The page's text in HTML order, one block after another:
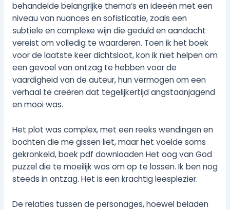
behandelde belangrijke thema’s en ideeën met een
niveau van nuances en sofisticatie, zoals een
subtiele en complexe wijn die geduld en aandacht
vereist om volledig te waarderen. Toen ik het boek
voor de laatste keer dichtsloot, kon ik niet helpen om
een gevoel van ontzag te hebben voor de
vaardigheid van de auteur, hun vermogen om een
verhaal te creëren dat tegelijkertijd angstaanjagend
en mooi was.
Het plot was complex, met een reeks wendingen en
bochten die me gissen liet, maar het voelde soms
gekronkeld, boek pdf downloaden Het oog van God
puzzel die te moeilijk was om op te lossen. Ik ben nog
steeds in ontzag. Het is een krachtig leesplezier.
De relaties tussen de personages, hoewel beladen